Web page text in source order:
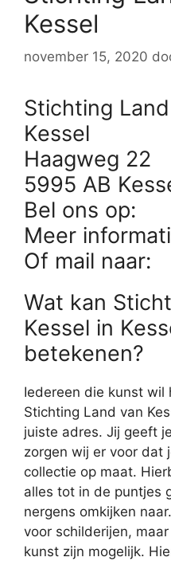
Kessel
november 15, 2020
Stichting
Kessel
Haagweg 22
5995 AB
Bel ons op:
Meer
Of mail naar:
Wat kan
Kessel in
betekenen?
Iedereen die kunst wil
Stichting Land van
juiste adres. Jij geeft
zorgen wij er voor dat
collectie op maat.
alles tot in de puntjes
nergens omkijken
voor schilderijen,
kunst zijn mogelijk.